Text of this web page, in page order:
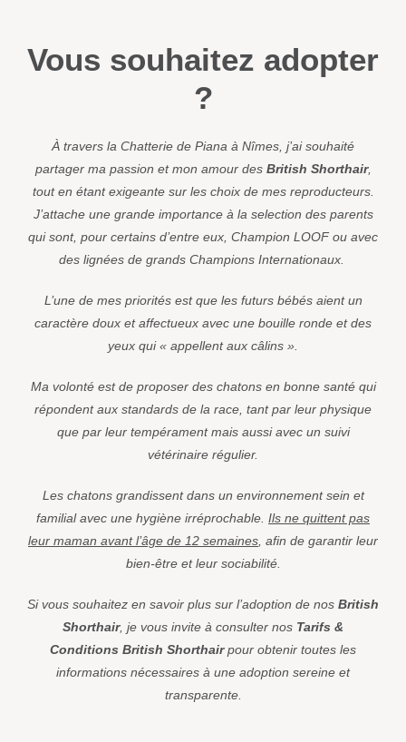
Vous souhaitez adopter
?
À travers la Chatterie de Piana à Nîmes, j’ai souhaité
partager ma passion et mon amour des British Shorthair,
tout en étant exigeante sur les choix de mes reproducteurs.
J’attache une grande importance à la selection des parents
qui sont, pour certains d’entre eux, Champion LOOF ou avec
des lignées de grands Champions Internationaux.
L’une de mes priorités est que les futurs bébés aient un
caractère doux et affectueux avec une bouille ronde et des
yeux qui « appellent aux câlins ».
Ma volonté est de proposer des chatons en bonne santé qui
répondent aux standards de la race, tant par leur physique
que par leur tempérament mais aussi avec un suivi
vétérinaire régulier.
Les chatons grandissent dans un environnement sein et
familial avec une hygiène irréprochable. Ils ne quittent pas
leur maman avant l’âge de 12 semaines , afin de garantir leur
bien-être et leur sociabilité.
Si vous souhaitez en savoir plus sur l’adoption de nos British
Shorthair, je vous invite à consulter nos Tarifs &
Conditions British Shorthairpour obtenir toutes les
informations nécessaires à une adoption sereine et
transparente.